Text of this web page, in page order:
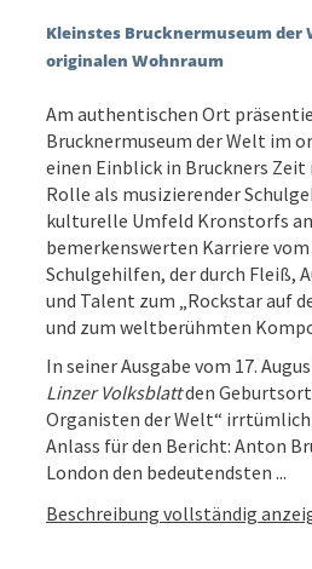
Kleinstes Brucknermuseum der
originalen Wohnraum
Am authentischen Ort
Brucknermuseum der Welt im
einen Einblick in Bruckners
Rolle als musizierender
kulturelle Umfeld Kronstorfs
bemerkenswerten Karriere
Schulgehilfen, der durch Fleiß,
und Talent zum „Rockstar auf
und zum weltberühmten
In seiner Ausgabe vom 17.
Linzer Volksblattden
Organisten der Welt“
Anlass für den Bericht: Anton
London den bedeutendsten ...
Beschreibung vollständig